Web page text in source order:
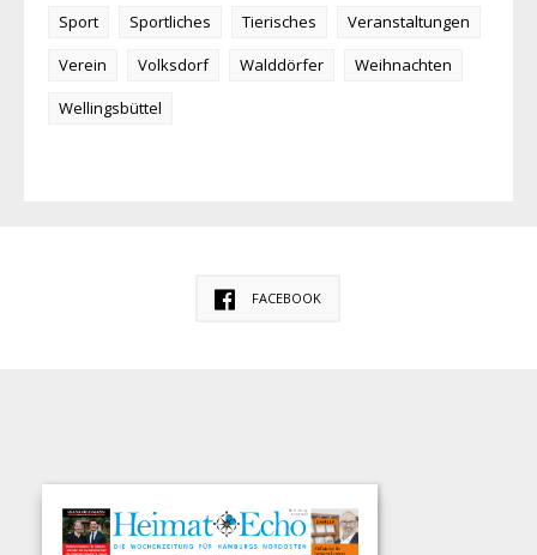
Sport
Sportliches Tierisches
Veranstaltungen
Verein
Volksdorf Walddörfer
Weihnachten
Wellingsbüttel
FACEBOOK